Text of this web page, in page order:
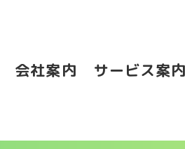
会社案内 サービス案内